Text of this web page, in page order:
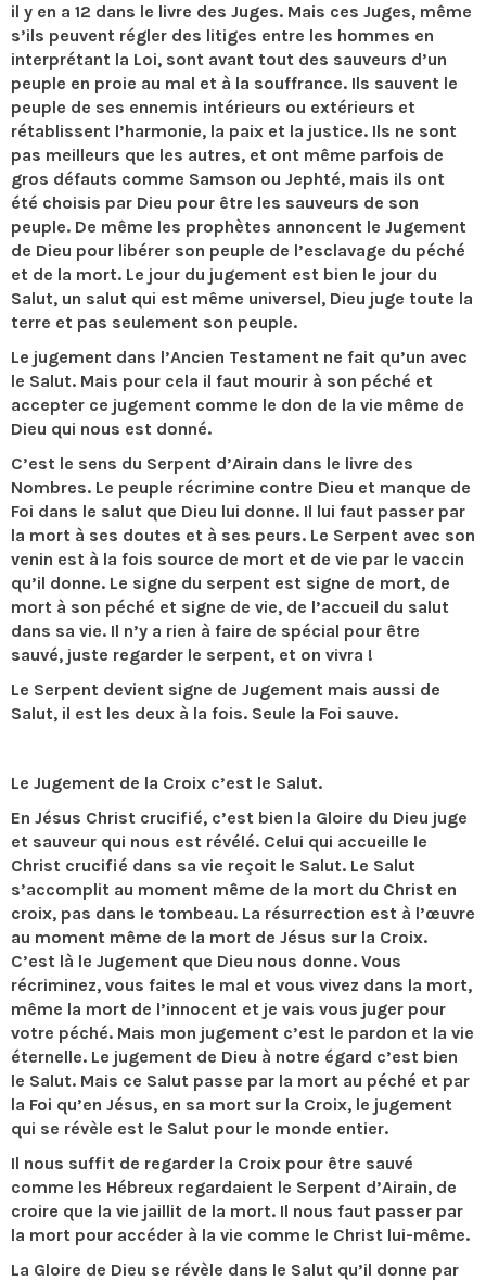
il y en a 12 dans le livre des Juges. Mais ces Juges, même
s’ils peuvent régler des litiges entre les hommes en
interprétant la Loi, sont avant tout des sauveurs d’un
peuple en proie au mal et à la souffrance. Ils sauvent le
peuple de ses ennemis intérieurs ou extérieurs et
rétablissent l’harmonie, la paix et la justice. Ils ne sont
pas meilleurs que les autres, et ont même parfois de
gros défauts comme Samson ou Jephté, mais ils ont
été choisis par Dieu pour être les sauveurs de son
peuple. De même les prophètes annoncent le Jugement
de Dieu pour libérer son peuple de l’esclavage du péché
et de la mort. Le jour du jugement est bien le jour du
Salut, un salut qui est même universel, Dieu juge toute la
terre et pas seulement son peuple.
Le jugement dans l’Ancien Testament ne fait qu’un avec
le Salut. Mais pour cela il faut mourir à son péché et
accepter ce jugement comme le don de la vie même de
Dieu qui nous est donné.
C’est le sens du Serpent d’Airain dans le livre des
Nombres. Le peuple récrimine contre Dieu et manque de
Foi dans le salut que Dieu lui donne. Il lui faut passer par
la mort à ses doutes et à ses peurs. Le Serpent avec son
venin est à la fois source de mort et de vie par le vaccin
qu’il donne. Le signe du serpent est signe de mort, de
mort à son péché et signe de vie, de l’accueil du salut
dans sa vie. Il n’y a rien à faire de spécial pour être
sauvé, juste regarder le serpent, et on vivra !
Le Serpent devient signe de Jugement mais aussi de
Salut, il est les deux à la fois. Seule la Foi sauve.
Le Jugement de la Croix c’est le Salut.
En Jésus Christ crucifié, c’est bien la Gloire du Dieu juge
et sauveur qui nous est révélé. Celui qui accueille le
Christ crucifié dans sa vie reçoit le Salut. Le Salut
s’accomplit au moment même de la mort du Christ en
croix, pas dans le tombeau. La résurrection est à l’œuvre
au moment même de la mort de Jésus sur la Croix.
C’est là le Jugement que Dieu nous donne. Vous
récriminez, vous faites le mal et vous vivez dans la mort,
même la mort de l’innocent et je vais vous juger pour
votre péché. Mais mon jugement c’est le pardon et la vie
éternelle. Le jugement de Dieu à notre égard c’est bien
le Salut. Mais ce Salut passe par la mort au péché et par
la Foi qu’en Jésus, en sa mort sur la Croix, le jugement
qui se révèle est le Salut pour le monde entier.
Il nous suffit de regarder la Croix pour être sauvé
comme les Hébreux regardaient le Serpent d’Airain, de
croire que la vie jaillit de la mort. Il nous faut passer par
la mort pour accéder à la vie comme le Christ lui-même.
La Gloire de Dieu se révèle dans le Salut qu’il donne par